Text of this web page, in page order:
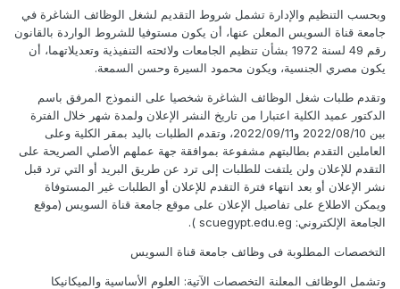
وبحسب التنظيم والإدارة تشمل شروط التقديم لشغل الوظائف الشاغرة في
جامعة قناة السويس المعلن عنها، أن يكون مستوفيا للشروط الواردة بالقانون
رقم 49 لسنة 1972 بشأن تنظيم الجامعات ولائحته التنفيذية وتعديلاتهما، أن
يكون مصري الجنسية، ويكون محمود السيرة وحسن السمعة.
وتقدم طلبات شغل الوظائف الشاغرة شخصيا على النموذج المرفق باسم
الدكتور عميد الكلية اعتبارا من تاريخ النشر الإعلان ولمدة شهر خلال الفترة
بين 2022/08/10 و2022/09/11، وتقدم الطلبات باليد بمقر الكلية وعلى
العاملين التقدم بطالبتهم مشفوعة بموافقة جهة عملهم الأصلي الصريحة على
التقدم للإعلان ولن يلتفت للطلبات إلى ترد عن طريق البريد أو التي ترد قبل
نشر الإعلان أو بعد انتهاء فترة التقدم للإعلان أو الطلبات غير المستوفاة
ويمكن الاطلاع على تفاصيل الإعلان على موقع جامعة قناة السويس (موقع
الجامعة الإلكتروني: scuegypt.edu.eg ).
التخصصات المطلوبة فى وظائف جامعة قناة السويس
وتشمل الوظائف المعلنة التخصصات الآتية: العلوم الأساسية والميكانيكا